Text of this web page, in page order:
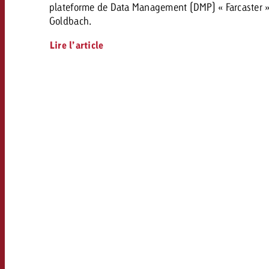
plateforme de Data Management (DMP) « Farcaster
Goldbach.
Lire l’article